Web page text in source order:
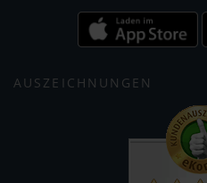
AUSZEICHNUNGEN